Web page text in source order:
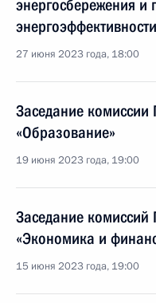
энергосбережения и
энергоэффективности
27 июня 2023 года, 18:00
Заседание комиссии
«Образование»
19 июня 2023 года, 19:00
Заседание комиссий
«Экономика и
15 июня 2023 года, 19:00